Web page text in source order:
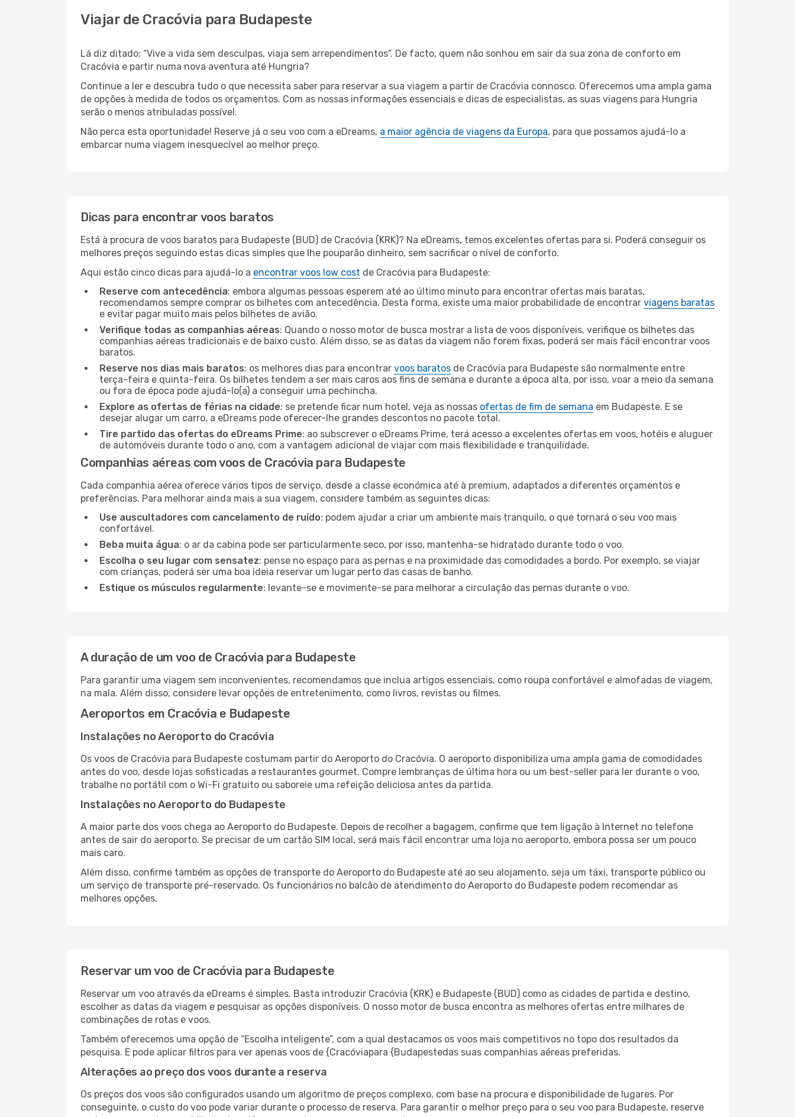
Viajar de Cracóvia para Budapeste
Lá diz ditado: “Vive a vida sem desculpas, viaja sem arrependimentos”. De facto, quem não sonhou em sair da sua zona de conforto em
Cracóvia e partir numa nova aventura até Hungria?
Continue a ler e descubra tudo o que necessita saber para reservar a sua viagem a partir de Cracóvia connosco. Oferecemos uma ampla gama
de opções à medida de todos os orçamentos. Com as nossas informações essenciais e dicas de especialistas, as suas viagens para Hungria
serão o menos atribuladas possível.
Não perca esta oportunidade! Reserve já o seu voo com a eDreams, a maior agência de viagens da Europa, para que possamos ajudá-lo a
embarcar numa viagem inesquecível ao melhor preço.
Dicas para encontrar voos baratos
Está à procura de voos baratos para Budapeste (BUD) de Cracóvia (KRK)? Na eDreams, temos excelentes ofertas para si. Poderá conseguir os
melhores preços seguindo estas dicas simples que lhe pouparão dinheiro, sem sacrificar o nível de conforto.
Aqui estão cinco dicas para ajudá-lo a encontrar voos low cost de Cracóvia para Budapeste:
Reserve com antecedência: embora algumas pessoas esperem até ao último minuto para encontrar ofertas mais baratas,
recomendamos sempre comprar os bilhetes com antecedência. Desta forma, existe uma maior probabilidade de encontrar viagens baratas
e evitar pagar muito mais pelos bilhetes de avião.
Verifique todas as companhias aéreas: Quando o nosso motor de busca mostrar a lista de voos disponíveis, verifique os bilhetes das
companhias aéreas tradicionais e de baixo custo. Além disso, se as datas da viagem não forem fixas, poderá ser mais fácil encontrar voos
baratos.
Reserve nos dias mais baratos: os melhores dias para encontrar voos baratos de Cracóvia para Budapeste são normalmente entre
terça-feira e quinta-feira. Os bilhetes tendem a ser mais caros aos fins de semana e durante a época alta, por isso, voar a meio da semana
ou fora de época pode ajudá-lo(a) a conseguir uma pechincha.
Explore as ofertas de férias na cidade: se pretende ficar num hotel, veja as nossas ofertas de fim de semana em Budapeste. E se
desejar alugar um carro, a eDreams pode oferecer-lhe grandes descontos no pacote total.
Tire partido das ofertas do eDreams Prime: ao subscrever o eDreams Prime, terá acesso a excelentes ofertas em voos, hotéis e aluguer
de automóveis durante todo o ano, com a vantagem adicional de viajar com mais flexibilidade e tranquilidade.
Companhias aéreas com voos de Cracóvia para Budapeste
Cada companhia aérea oferece vários tipos de serviço, desde a classe económica até à premium, adaptados a diferentes orçamentos e
preferências. Para melhorar ainda mais a sua viagem, considere também as seguintes dicas:
Use auscultadores com cancelamento de ruído: podem ajudar a criar um ambiente mais tranquilo, o que tornará o seu voo mais
confortável.
Beba muita água: o ar da cabina pode ser particularmente seco, por isso, mantenha-se hidratado durante todo o voo.
Escolha o seu lugar com sensatez: pense no espaço para as pernas e na proximidade das comodidades a bordo. Por exemplo, se viajar
com crianças, poderá ser uma boa ideia reservar um lugar perto das casas de banho.
Estique os músculos regularmente: levante-se e movimente-se para melhorar a circulação das pernas durante o voo.
A duração de um voo de Cracóvia para Budapeste
Para garantir uma viagem sem inconvenientes, recomendamos que inclua artigos essenciais, como roupa confortável e almofadas de viagem,
na mala. Além disso, considere levar opções de entretenimento, como livros, revistas ou filmes.
Aeroportos em Cracóvia e Budapeste
Instalações no Aeroporto do Cracóvia
Os voos de Cracóvia para Budapeste costumam partir do Aeroporto do Cracóvia. O aeroporto disponibiliza uma ampla gama de comodidades
antes do voo, desde lojas sofisticadas a restaurantes gourmet. Compre lembranças de última hora ou um best-seller para ler durante o voo,
trabalhe no portátil com o Wi-Fi gratuito ou saboreie uma refeição deliciosa antes da partida.
Instalações no Aeroporto do Budapeste
A maior parte dos voos chega ao Aeroporto do Budapeste. Depois de recolher a bagagem, confirme que tem ligação à Internet no telefone
antes de sair do aeroporto. Se precisar de um cartão SIM local, será mais fácil encontrar uma loja no aeroporto, embora possa ser um pouco
mais caro.
Além disso, confirme também as opções de transporte do Aeroporto do Budapeste até ao seu alojamento, seja um táxi, transporte público ou
um serviço de transporte pré-reservado. Os funcionários no balcão de atendimento do Aeroporto do Budapeste podem recomendar as
melhores opções.
Reservar um voo de Cracóvia para Budapeste
Reservar um voo através da eDreams é simples. Basta introduzir Cracóvia (KRK) e Budapeste (BUD) como as cidades de partida e destino,
escolher as datas da viagem e pesquisar as opções disponíveis. O nosso motor de busca encontra as melhores ofertas entre milhares de
combinações de rotas e voos.
Também oferecemos uma opção de “Escolha inteligente”, com a qual destacamos os voos mais competitivos no topo dos resultados da
pesquisa. E pode aplicar filtros para ver apenas voos de {Cracóviapara {Budapestedas suas companhias aéreas preferidas.
Alterações ao preço dos voos durante a reserva
Os preços dos voos são configurados usando um algoritmo de preços complexo, com base na procura e disponibilidade de lugares. Por
conseguinte, o custo do voo pode variar durante o processo de reserva. Para garantir o melhor preço para o seu voo para Budapeste, reserve